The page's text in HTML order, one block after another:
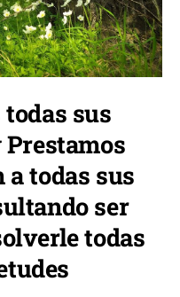
sus
todas sus
ser
todas